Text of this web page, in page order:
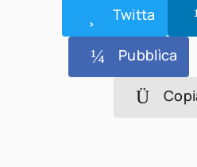
Twitta
Pubblìca